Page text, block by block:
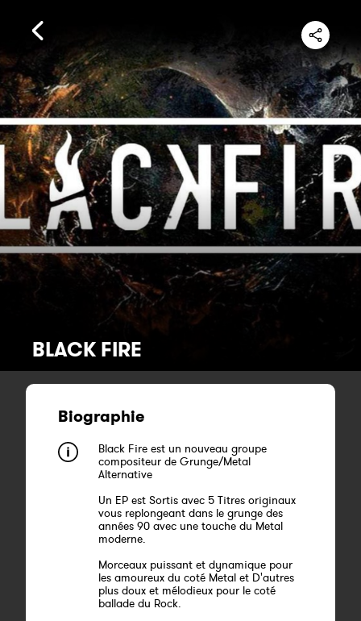
BLACK FIRE
Biographie
Black Fire est un nouveau groupe
compositeur de Grunge/Metal
Alternative
Un EP est Sortis avec 5 Titres originaux
vous replongeant dans le grunge des
années 90 avec une touche du Metal
moderne.
Morceaux puissant et dynamique pour
les amoureux du coté Metal et D'autres
plus doux et mélodieux pour le coté
ballade du Rock.